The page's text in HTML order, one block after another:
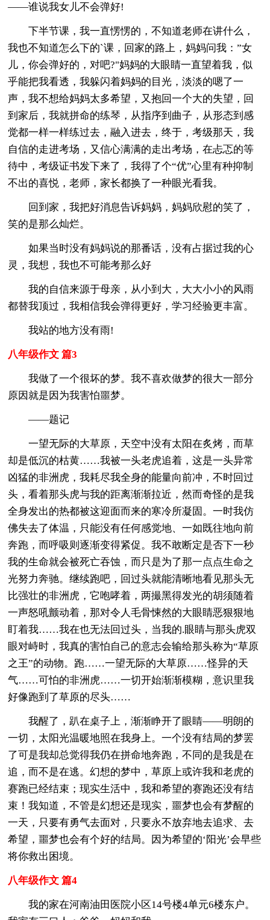
——谁说我女儿不会弹好!
下半节课，我一直愣愣的，不知道老师在讲什么，
我也不知道怎么下的`课，回家的路上，妈妈问我：”女
儿，你会弹好的，对吧?"妈妈的大眼睛一直望着我，似
乎能把我看透，我躲闪着妈妈的目光，淡淡的嗯了一
声，我不想给妈妈太多希望，又抱回一个大的失望，回
到家后，我就拼命的练琴，从指序到曲子，从形态到感
觉都一样一样练过去，融入进去，终于，考级那天，我
自信的走进考场，又信心满满的走出考场，在忐忑的等
待中，考级证书发下来了，我得了个“优”心里有种抑制
不出的喜悦，老师，家长都换了一种眼光看我。
回到家，我把好消息告诉妈妈，妈妈欣慰的笑了，
笑的是那么灿烂。
如果当时没有妈妈说的那番话，没有占据过我的心
灵，我想，我也不可能考那么好
我的自信来源于母亲，从小到大，大大小小的风雨
都替我顶过，我相信我会弹得更好，学习经验更丰富。
我站的地方没有雨!
八年级作文 篇3
我做了一个很坏的梦。我不喜欢做梦的很大一部分
原因就是因为我害怕噩梦。
——题记
一望无际的大草原，天空中没有太阳在炙烤，而草
却是低沉的枯黄……我被一头老虎追着，这是一头异常
凶猛的非洲虎，我耗尽我全身的能量向前冲，不时回过
头，看着那头虎与我的距离渐渐拉近，然而奇怪的是我
全身发出的热都被这迎面而来的寒冷所凝固。一时我仿
佛失去了体温，只能没有任何感觉地、一如既往地向前
奔跑，而呼吸则逐渐变得紧促。我不敢断定是否下一秒
我的生命就会被死亡吞蚀，而只是为了那一点点生命之
光努力奔驰。继续跑吧，回过头就能清晰地看见那头无
比强壮的非洲虎，它咆哮着，两撮黑得发光的胡须随着
一声怒吼颤动着，那对令人毛骨悚然的大眼睛恶狠狠地
盯着我……我在也无法回过头，当我的.眼睛与那头虎双
眼对峙时，我真的害怕自己的意志会输给那头称为“草原
之王”的动物。跑……一望无际的大草原……怪异的天
气……可怕的非洲虎……一切开始渐渐模糊，意识里我
好像跑到了草原的尽头……
我醒了，趴在桌子上，渐渐睁开了眼睛——明朗的
一切，太阳光温暖地照在我身上。一个没有结局的梦罢
了可是我却总觉得我仍在拼命地奔跑，不同的是我是在
追，而不是在逃。幻想的梦中，草原上或许我和老虎的
赛跑已经结束；现实生活中，我和希望的赛跑还没有结
束！我知道，不管是幻想还是现实，噩梦也会有梦醒的
一天，只要有勇气去面对，只要永不放弃地去追求、去
希望，噩梦也会有个好的结局。因为希望的‘阳光’会早些
将你救出困境。
八年级作文 篇4
我的家在河南油田医院小区14号楼4单元6楼东户。